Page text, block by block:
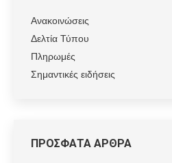
Ανακοινώσεις
Δελτία Τύπου
Πληρωμές
Σημαντικές ειδήσεις
ΠΡΟΣΦΑΤΑ ΑΡΘΡΑ